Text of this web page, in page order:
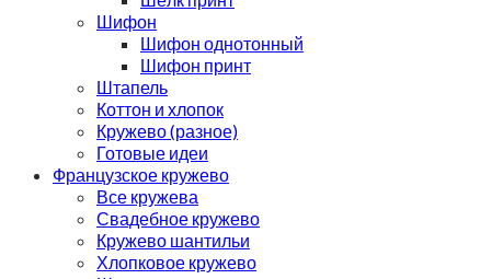
Шифон
Шифон однотонный
Шифон принт
Штапель
Коттон и хлопок
Кружево (разное)
Готовые идеи
Французское кружево
Все кружева
Свадебное кружево
Кружево шантильи
Хлопковое кружево